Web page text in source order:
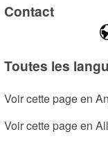
Contact
Toutes les
Voir cette page en
Voir cette page en